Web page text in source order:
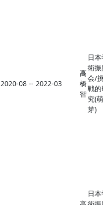
2020-08 -- 2022-03
高
橋
智
日
術
会/
戦
究(萌
芽)
日